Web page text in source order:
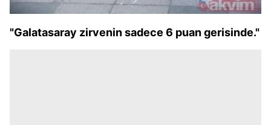
"Galatasaray zirvenin sadece 6 puan gerisinde."